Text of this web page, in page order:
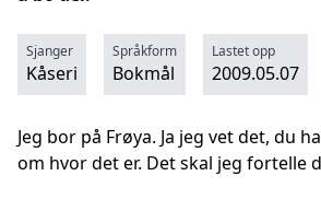
Sjanger
Kåseri
Språkform
Bokmål
Lastet opp
2009.05.07
Jeg bor på Frøya. Ja jeg vet det, du
om hvor det er. Det skal jeg fortelle